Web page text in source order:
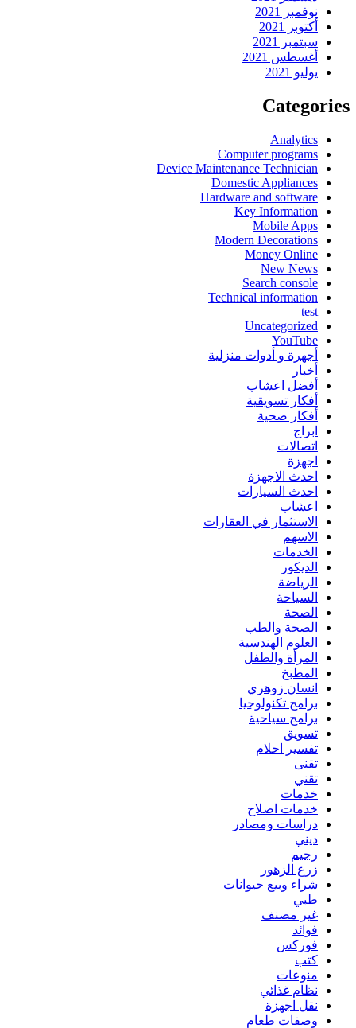
نوفمبر 2021
أكتوبر 2021
سبتمبر 2021
أغسطس 2021
يوليو 2021
Categories
Analytics
Computer programs
Device Maintenance Technician
Domestic Appliances
Hardware and software
Key Information
Mobile Apps
Modern Decorations
Money Online
New News
Search console
Technical information
test
Uncategorized
YouTube
أجهرة و أدوات منزلية
أخبار
أفضل اعشاب
أفكار تسويقية
أفكار صحية
ابراج
اتصالات
اجهزة
احدث الاجهزة
احدث السيارات
اعشاب
الاستثمار في العقارات
الاسهم
الخدمات
الديكور
الرياضة
السياحة
الصحة
الصحة والطب
العلوم الهندسية
المرأة والطفل
المطبخ
انسان زوهري
برامج تكنولوجيا
برامج سياحية
تسويق
تفسير احلام
تقنى
تقني
خدمات
خدمات اصلاح
دراسات ومصادر
ديني
رجيم
زرع الزهور
شراء وبيع حيوانات
طبي
غير مصنف
فوائد
فوركس
كتب
منوعات
نظام غذائي
نقل اجهزة
وصفات طعام